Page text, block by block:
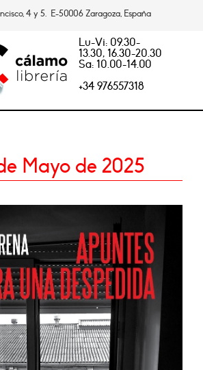
4 y 5. E-50006 Zaragoza, España
Lu-Vi: 09.30-
13.30, 16.30-20.30
Sa: 10.00-14.00
+34 976557318
Mayo de 2025